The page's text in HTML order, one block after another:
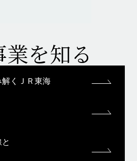
を知る
くＪＲ東海